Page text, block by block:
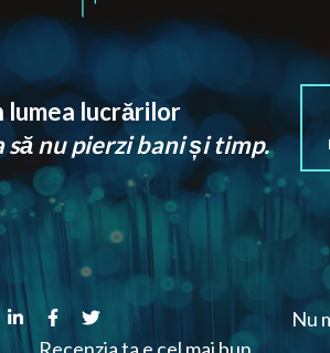
lumea lucrărilor
nu pierzi bani și timp.
Nu